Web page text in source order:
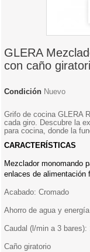
GLERA
con caño
Condición Nuevo
Grifo de cocina GLERA
cada giro. Descubre la
para cocina, donde la
CARACTERÍSTICAS
Mezclador monomando
enlaces de alimentación
Acabado: Cromado
Ahorro de agua y energía
Caudal (l/min a 3 bares):
Caño giratorio